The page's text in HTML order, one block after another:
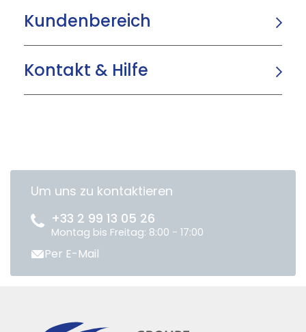
Kundenbereich
Kontakt & Hilfe
Um uns zu kontaktieren
+33 2 99 13 05 26
Montag bis Freitag: 8:00 - 17:00
Per E-Mail